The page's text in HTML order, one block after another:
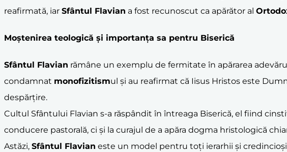
reafirmată, iar Sfântul Flavian a fost recunoscut ca apărător al
Moștenirea teologică și importanța sa pentru Biserică
Sfântul Flavian rămâne un exemplu de fermitate în apărarea
condamnat monofizitismul și au reafirmat că Iisus Hristos este
despărțire.
Cultul Sfântului Flavian s-a răspândit în întreaga Biserică, el fiind
conducere pastorală, ci și la curajul de a apăra dogma hristologică
Astăzi, Sfântul Flavian este un model pentru toți ierarhii și